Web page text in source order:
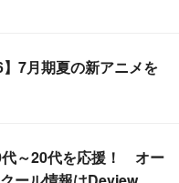
】7月期夏の新アニメを
代～20代を応援！ オー